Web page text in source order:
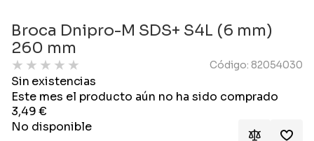
Broca Dnipro-M SDS+ S4L (6 mm)
260 mm
★ ★ ★ ★ ★ Código: 82054030
Sin existencias
Este mes el producto aún no ha sido comprado
3,49€
No disponible